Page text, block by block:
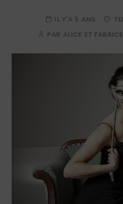
IL Y'A 5 ANS
PAR ALICE ET FABRICE